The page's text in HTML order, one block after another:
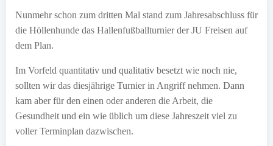
Nunmehr schon zum dritten Mal stand zum Jahresabschluss für
die Höllenhunde das Hallenfußballturnier der JU Freisen auf
dem Plan.
Im Vorfeld quantitativ und qualitativ besetzt wie noch nie,
sollten wir das diesjährige Turnier in Angriff nehmen. Dann
kam aber für den einen oder anderen die Arbeit, die
Gesundheit und ein wie üblich um diese Jahreszeit viel zu
voller Terminplan dazwischen.